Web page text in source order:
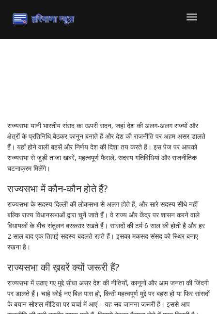
टॉगल
संचालित
राज्यसभा यानी भारतीय संसद का ऊपरी सदन, जहां देश की अलग-अलग राज्यों और
क्षेत्रों के प्रतिनिधि बैठकर कानून बनाते हैं और देश की राजनीति पर अहम असर डालते
हैं। यहाँ होने वाली बहसें और निर्णय देश की दिशा तय करते हैं। इस पेज पर आपको
राज्यसभा से जुड़ी ताजा खबरें, महत्वपूर्ण फैसले, सदस्य गतिविधियां और राजनीतिक
घटनाक्रम मिलेंगे।
राज्यसभा में कौन-कौन होते हैं?
राज्यसभा के सदस्य दिल्‍ली की लोकसभा से अलग होते हैं, और सारे सदस्य सीधे नहीं
बल्कि राज्य विधानसभाओं द्वारा चुनें जाते हैं। वे राज्य और केंद्र पर शासन करने वाले
विधायकों के बीच संतुलन बरकरार रखते हैं। सांसदों की टर्म 6 साल की होती है और हर
2 साल बाद एक तिहाई सदस्य बदलते रहते हैं। इसका मकसद संसद को स्थिर बनाए
रखना है।
राज्यसभा की ख़बरें क्यों जरूरी हैं?
राज्यसभा में उठाए गए मुद्दे सीधा असर देश की नीतियों, कानूनों और आम जनता की जिंदगी
पर डालते हैं। चाहे कोई नए बिल पास हो, किसी महत्वपूर्ण मुद्दे पर बहस हो या फिर सांसदों
के बयान सोशल मीडिया पर चर्चा में आएं—यह सब जानना जरूरी है। इससे आप